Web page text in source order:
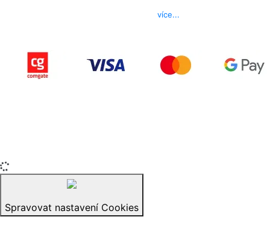
více...
Spravovat nastavení Cookies